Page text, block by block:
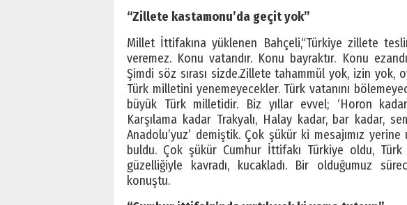
“Zillete kastamonu’da geçit yok”
Millet İttifakına yüklenen Bahçeli,“Türkiye zillete
veremez. Konu vatandır. Konu bayraktır. Konu
Şimdi söz sırası sizde.Zillete tahammül yok, izin yok,
Türk milletini yenemeyecekler. Türk vatanını
büyük Türk milletidir. Biz yıllar evvel; ‘Horon
Karşılama kadar Trakyalı, Halay kadar, bar kadar,
Anadolu’yuz’ demiştik. Çok şükür ki mesajımız
buldu. Çok şükür Cumhur İttifakı Türkiye oldu,
güzelliğiyle kavradı, kucakladı. Bir olduğumuz
konuştu.